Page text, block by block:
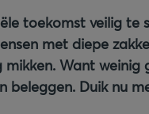
toekomst veilig te
met diepe
Want weinig
beleggen. Duik nu